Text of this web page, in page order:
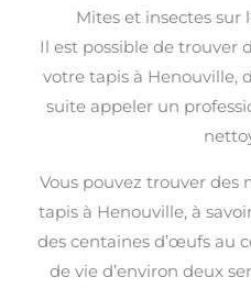
Mites et insectes sur
Il est possible de trouver
votre tapis à Henouville,
suite appeler un
Vous pouvez trouver des
tapis à Henouville, à
des centaines d’œufs au
de vie d’environ deux